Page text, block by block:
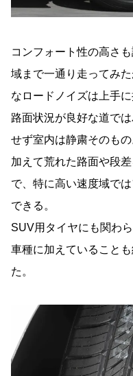
コンフォート性の高さ
域まで一通り走ってみ
なロードノイズは上手に
路面状況が良好な道で
せず室内は静粛そのもの
加えて荒れた路面や段
で、特に高い速度域で
できる。
SUV用タイヤにも関わ
車種に加えていること
た。